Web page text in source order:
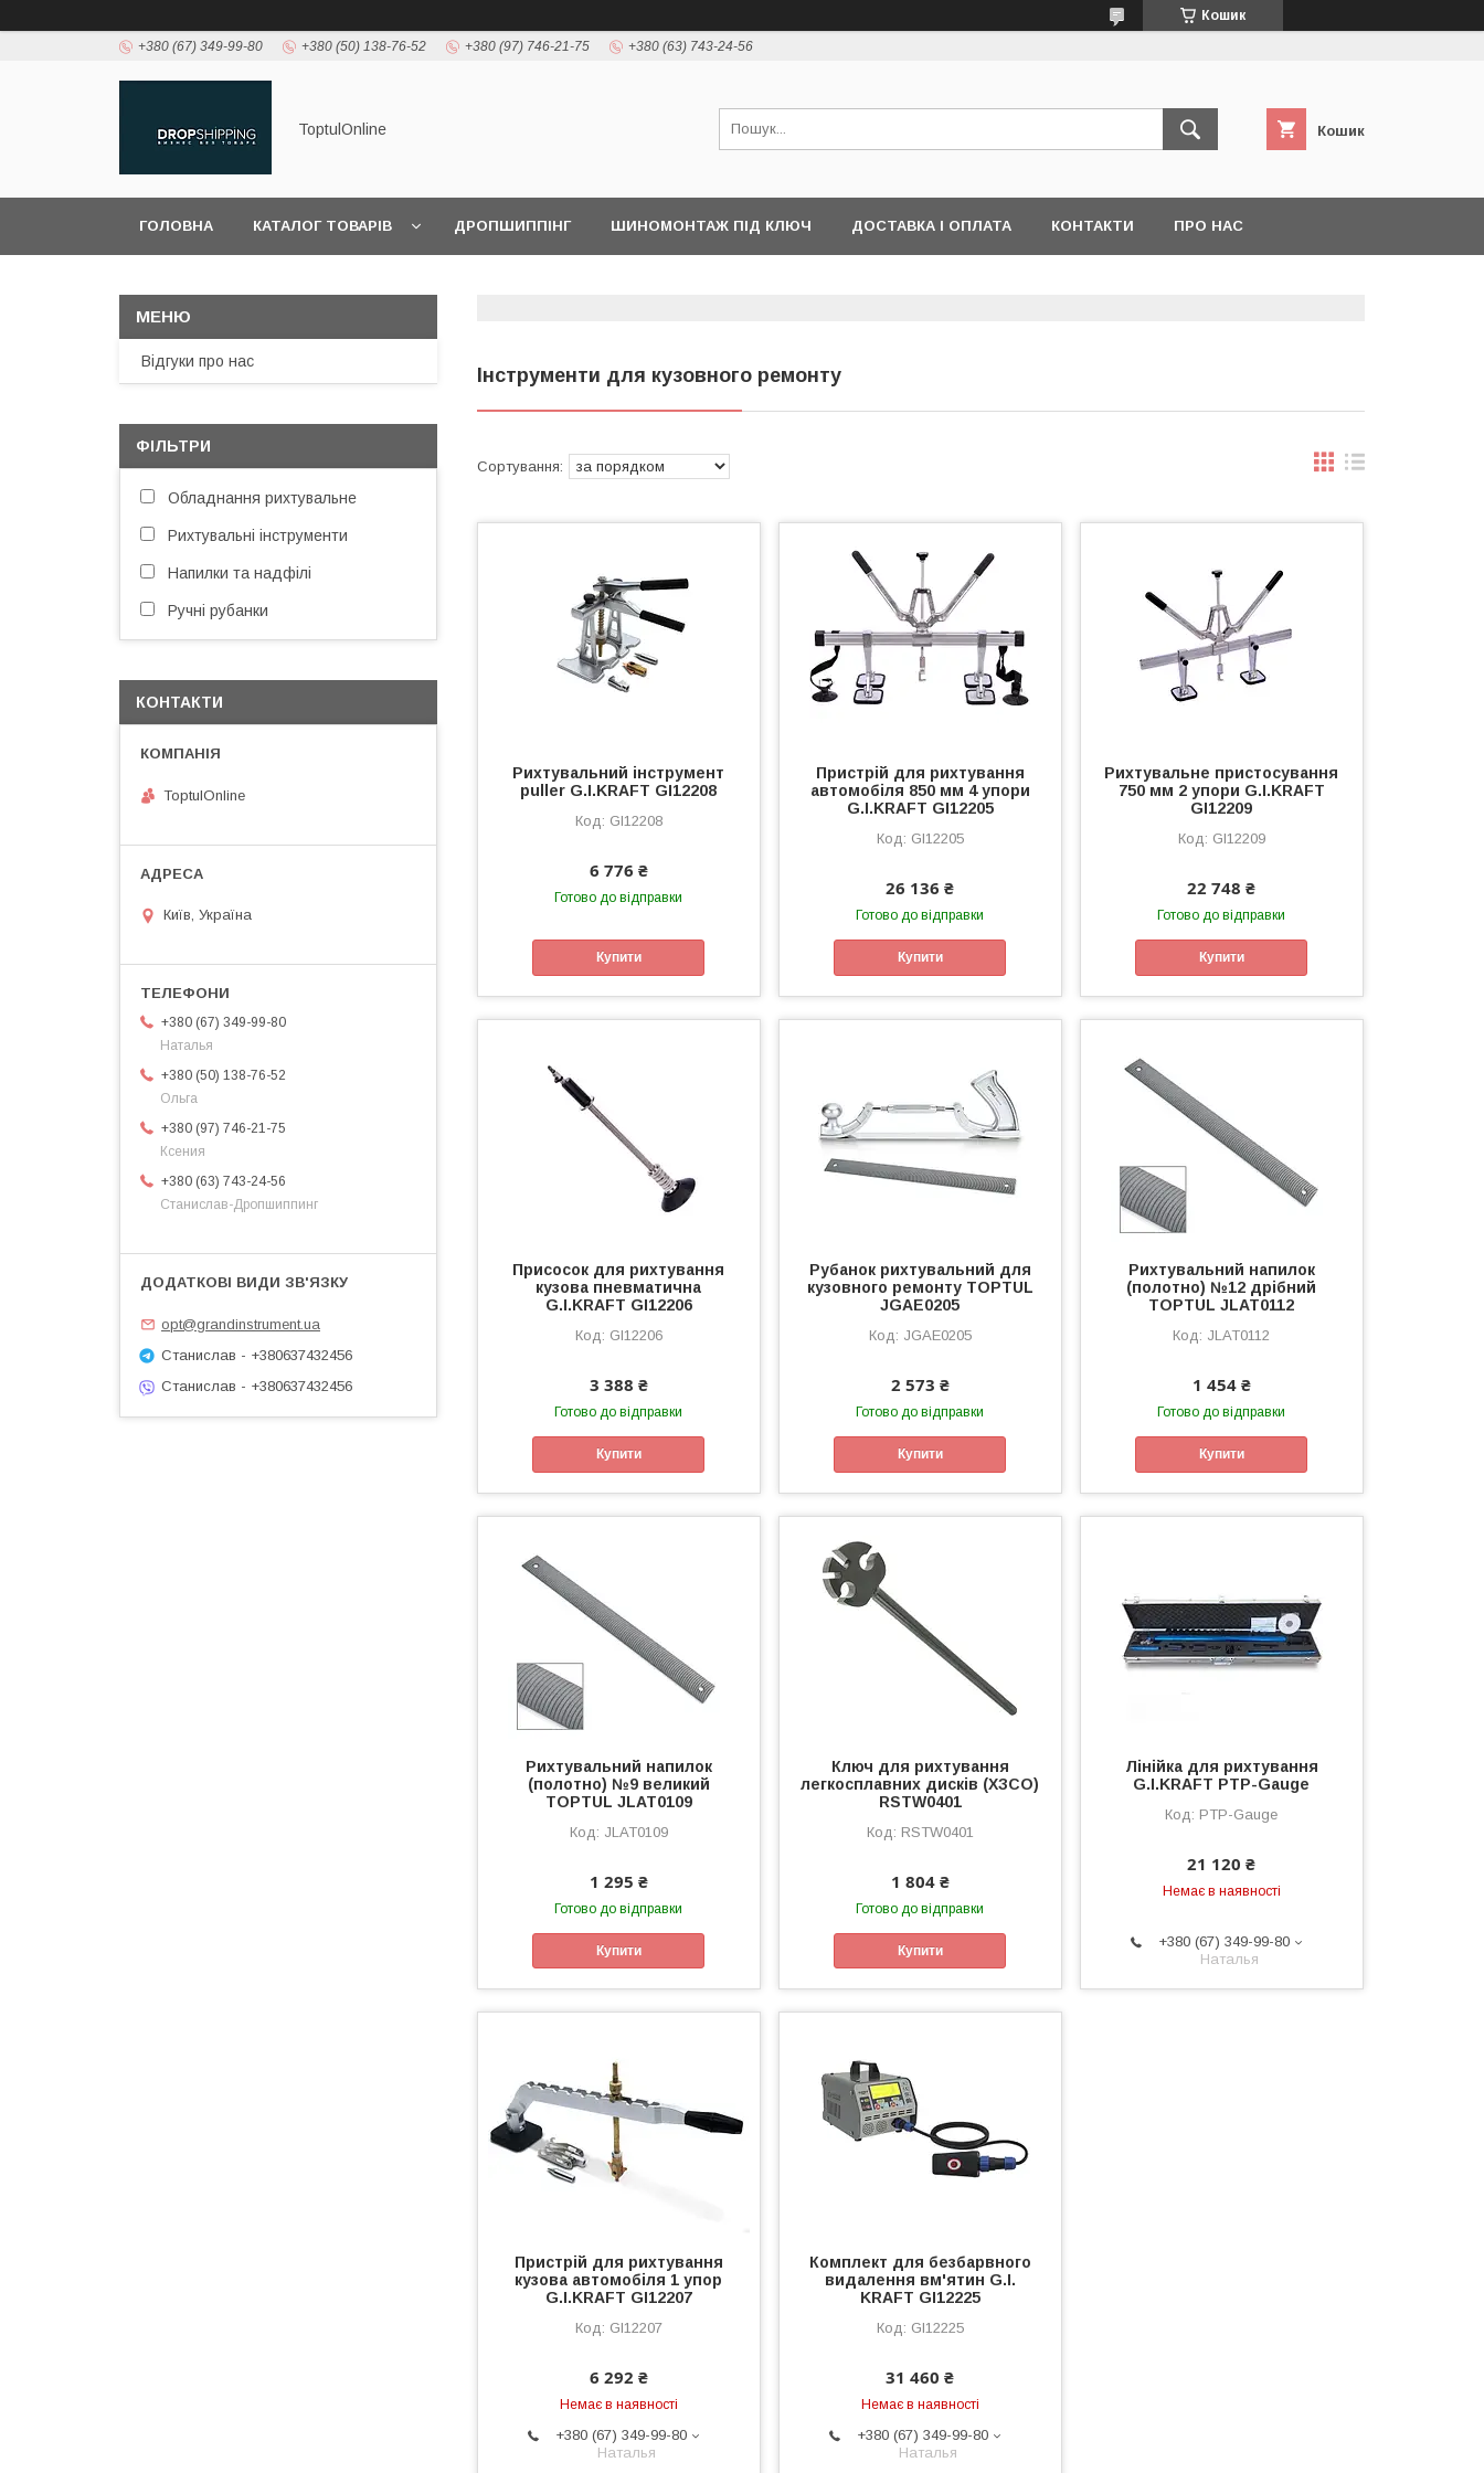
Кошик
+380 (67) 349-99-80 +380 (50) 138-76-52 +380 (97) 746-21-75 +380 (63) 743-24-56
ToptulOnline Кошик
ГОЛОВНА КАТАЛОГ ТОВАРІВ ДРОПШИППІНГ ШИНОМОНТАЖ ПІД КЛЮЧ ДОСТАВКА І ОПЛАТА КОНТАКТИ ПРО НАС
Інструменти для кузовного ремонту
Рихтувальний інструмент
puller G.I.KRAFT GI12208
GI12208
6 776 ₴
Готово до відправки
Купити
Пристрій для рихтування
автомобіля 850 мм 4 упори
G.I.KRAFT GI12205
GI12205
26 136 ₴
Готово до відправки
Купити
Рихтувальне пристосування
750 мм 2 упори G.I.KRAFT
GI12209
GI12209
22 748 ₴
Готово до відправки
Купити
Присосок для рихтування
кузова пневматична
G.I.KRAFT GI12206
GI12206
3 388 ₴
Готово до відправки
Купити
Рубанок рихтувальний для
кузовного ремонту TOPTUL
JGAE0205
JGAE0205
2 573 ₴
Готово до відправки
Купити
Рихтувальний напилок
(полотно) №12 дрібний
TOPTUL JLAT0112
JLAT0112
1 454 ₴
Готово до відправки
Купити
Рихтувальний напилок
(полотно) №9 великий
TOPTUL JLAT0109
JLAT0109
1 295 ₴
Готово до відправки
Купити
Ключ для рихтування
легкосплавних дисків (ХЗСО)
RSTW0401
RSTW0401
1 804 ₴
Готово до відправки
Купити
Лінійка для рихтування
G.I.KRAFT PTP-Gauge
PTP-Gauge
21 120 ₴
Немає в наявності
+380 (67) 349-99-80
Наталья
Пристрій для рихтування
кузова автомобіля 1 упор
G.I.KRAFT GI12207
GI12207
6 292 ₴
Немає в наявності
+380 (67) 349-99-80
Наталья
Комплект для безбарвного
видалення вм'ятин G.I.
KRAFT GI12225
GI12225
31 460 ₴
Немає в наявності
+380 (67) 349-99-80
Наталья
Відгуки про нас
ФІЛЬТРИ
Обладнання рихтувальне
Рихтувальні інструменти
Напилки та надфілі
Ручні рубанки
КОНТАКТИ
ToptulOnline
Київ, Україна
+380 (67) 349-99-80
Наталья
+380 (50) 138-76-52
Ольга
+380 (97) 746-21-75
Ксения
+380 (63) 743-24-56
Станислав-Дропшиппинг
opt@grandinstrument.ua
Станислав - +380637432456
Станислав - +380637432456